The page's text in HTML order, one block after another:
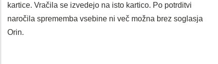
kartice. Vračila se izvedejo na isto kartico. Po potrditvi
naročila sprememba vsebine ni več možna brez soglasja
Orin.